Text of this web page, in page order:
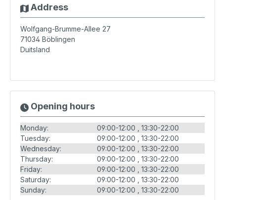
Address
Wolfgang-Brumme-Allee 27
71034 Böblingen
Duitsland
Opening hours
Monday: 09:00-12:00
13:30-22:00
Tuesday:
09:00-12:00
13:30-22:00
Wednesday:
09:00-12:00
13:30-22:00
Thursday:
09:00-12:00
13:30-22:00
Friday:
09:00-12:00
13:30-22:00
Saturday:
09:00-12:00
13:30-22:00
Sunday:
09:00-12:00 13:30-22:00